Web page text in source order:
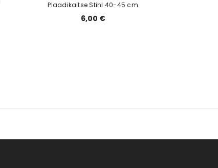
Plaadikaitse Stihl 40-45 cm
6,00 €